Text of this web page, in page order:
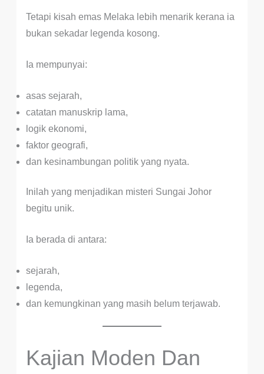
Tetapi kisah emas Melaka lebih menarik kerana ia
bukan sekadar legenda kosong.
Ia mempunyai:
asas sejarah,
catatan manuskrip lama,
logik ekonomi,
faktor geografi,
dan kesinambungan politik yang nyata.
Inilah yang menjadikan misteri Sungai Johor
begitu unik.
Ia berada di antara:
sejarah,
legenda,
dan kemungkinan yang masih belum terjawab.
Kajian Moden Dan